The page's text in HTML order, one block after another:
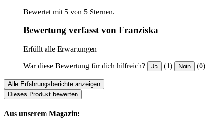
Bewertet mit 5 von 5 Sternen.
Bewertung verfasst von Franziska
Erfüllt alle Erwartungen
War diese Bewertung für dich hilfreich? Ja (1) Nein (0)
Alle Erfahrungsberichte anzeigen
Dieses Produkt bewerten
Aus unserem Magazin: